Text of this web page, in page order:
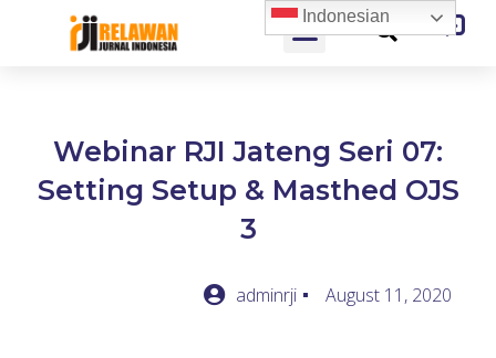
Webinar RJI Jateng Seri 07:
Setting Setup & Masthed OJS
3
adminrji August 11, 2020
Indonesian